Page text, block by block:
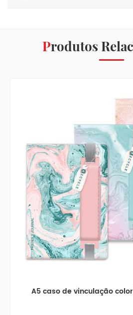
Produtos
A5 caso de vinculação colorido